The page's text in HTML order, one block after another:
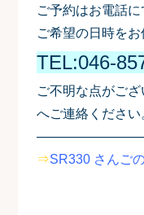
ご予約はお電話に
ご希望の日時をお
TEL:046-
ご不明な点がご
へご連絡ください
⇒SR330 さんご